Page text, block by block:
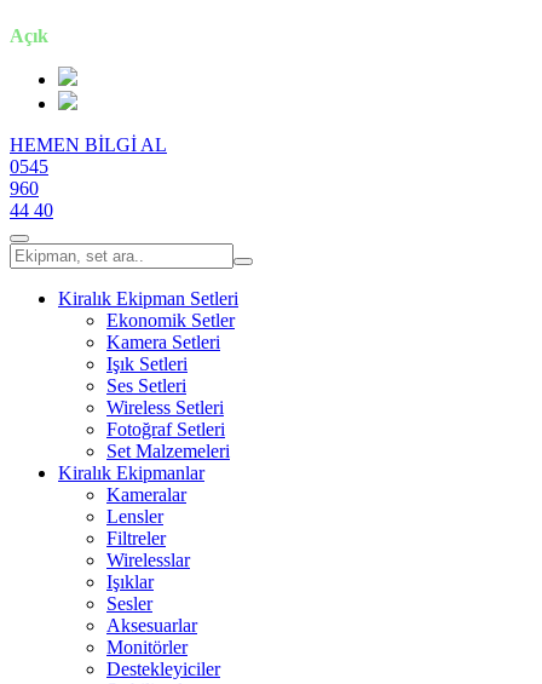
Açık
HEMEN BİLGİ AL
0545
960
44 40
Kiralık Ekipman Setleri
Ekonomik Setler
Kamera Setleri
Işık Setleri
Ses Setleri
Wireless Setleri
Fotoğraf Setleri
Set Malzemeleri
Kiralık Ekipmanlar
Kameralar
Lensler
Filtreler
Wirelesslar
Işıklar
Sesler
Aksesuarlar
Monitörler
Destekleyiciler